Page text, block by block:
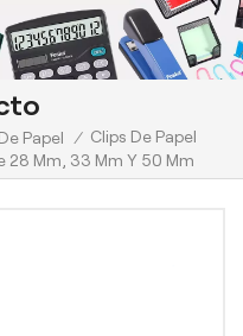
Papel / Clips De Papel
28 Mm, 33 Mm Y 50 Mm